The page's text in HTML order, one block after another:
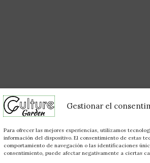
Gestionar el
Para ofrecer las mejores experiencias, utilizamos
información del dispositivo. El consentimiento de estas
comportamiento de navegación o las identificaciones
consentimiento, puede afectar negativamente a ciertas